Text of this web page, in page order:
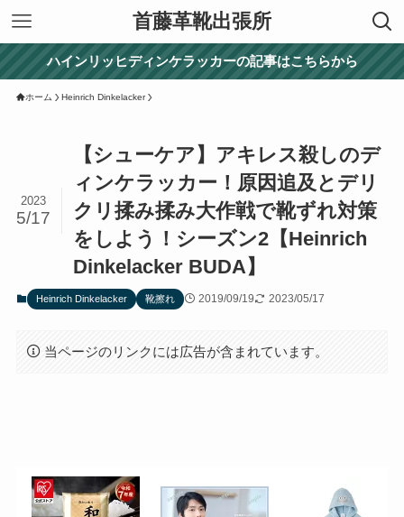
首藤革靴出張所
ハインリッヒディンケラッカーの記事はこちらから
ホーム Heinrich Dinkelacker
【シューケア】アキレス殺しのデ
ィンケラッカー！原因追及とデリ
クリ揉み揉み大作戦で靴ずれ対策
をしよう！シーズン2【Heinrich
Dinkelacker BUDA】
2023
5/17
Heinrich Dinkelacker 靴擦れ 2019/09/19 2023/05/17
当ページのリンクには広告が含まれています。